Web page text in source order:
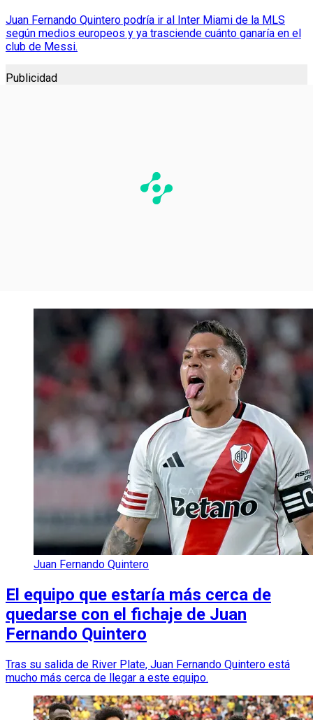
Juan Fernando Quintero podría ir al Inter Miami de la MLS
según medios europeos y ya trasciende cuánto ganaría en el
club de Messi.
Publicidad
Juan Fernando Quintero
El equipo que estaría más cerca de
quedarse con el fichaje de Juan
Fernando Quintero
Tras su salida de River Plate, Juan Fernando Quintero está
mucho más cerca de llegar a este equipo.